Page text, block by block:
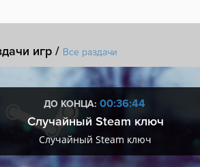
игр / Все раздачи
ДО КОНЦА: 00:36:43
Случайный Steam ключ
Случайный Steam ключ